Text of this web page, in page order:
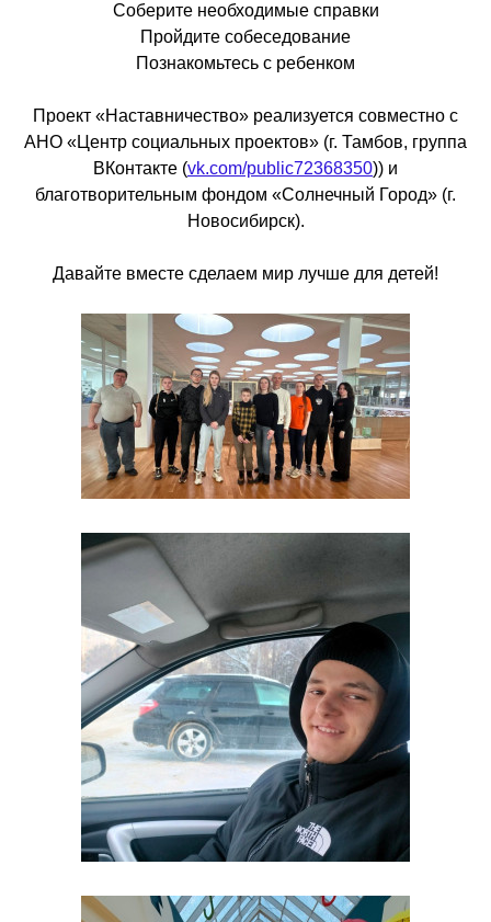
Соберите необходимые справки
Пройдите собеседование
Познакомьтесь с ребенком
Проект «Наставничество» реализуется совместно с
АНО «Центр социальных проектов» (г. Тамбов, группа
ВКонтакте (vk.com/public72368350)) и
благотворительным фондом «Солнечный Город» (г.
Новосибирск).
Давайте вместе сделаем мир лучше для детей!